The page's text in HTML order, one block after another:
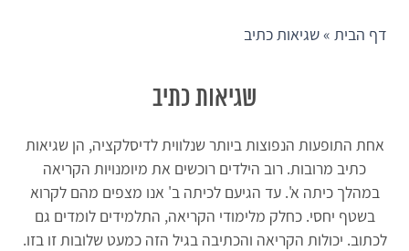
דף הבית»שגיאות כתיב
שגיאות כתיב
אחת התופעות הנפוצות ביותר שנלווית לדיסלקציה, הן שגיאות
כתיב מרובות. רוב הילדים רוכשים את מיומנויות הקריאה
במהלך כיתה א'. עד הגיעם לכיתה ב' אנו מצפים מהם לקרוא
בשטף יחסי. כחלק מלימודי הקריאה, התלמידים לומדים גם
לכתוב. יכולות הקריאה והכתיבה בגיל הזה כמעט שלובות זו בזו.